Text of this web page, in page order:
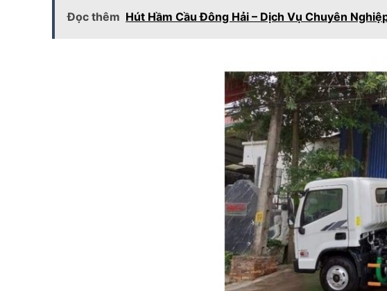
Đọc thêm Hút Hầm Cầu Đông Hải – Dịch Vụ Chuyên